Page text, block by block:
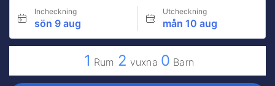
Incheckning
sön 9 aug
Utcheckning
mån 10 aug
1 Rum 2 vuxna 0 Barn